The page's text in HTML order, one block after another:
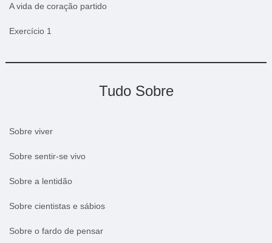
A vida de coração partido
Exercício 1
Tudo Sobre
Sobre viver
Sobre sentir-se vivo
Sobre a lentidão
Sobre cientistas e sábios
Sobre o fardo de pensar